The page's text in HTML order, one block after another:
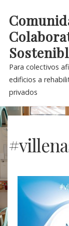
content
Para colectivos
edificios a
privados